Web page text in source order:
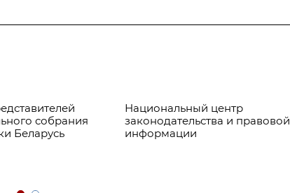
собрания
Беларусь
Национальный центр
законодательства и правовой
информации